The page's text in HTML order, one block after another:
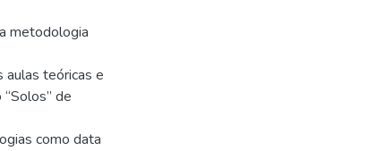
metodologia
aulas teóricas e
de
como data